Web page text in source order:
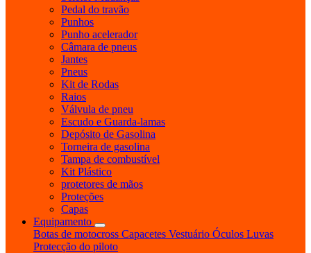
Pedal do travão
Punhos
Punho acelerador
Câmara de pneus
Jantes
Pneus
Kit de Rodas
Raios
Válvula de pneu
Escudo e Guarda-lamas
Depósito de Gasolina
Torneira de gasolina
Tampa de combustível
Kit Plástico
protetores de mãos
Proteções
Capas
Equipamento
Botas de motocross Capacetes Vestuário Óculos Luvas
Protecção do piloto